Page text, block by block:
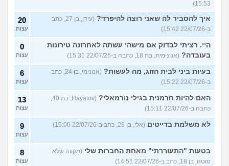
15:53)
איך להסביר לה שאני רוצה להיפרד?
(עידן, בן 27, כתב
ב-22/07/26 15:42)
20
עצות
היי. רציתי לבדוק אם מישהי עשתה לאחרונה טירונות
בעובדה? (אנונימית, בת 18, כתבה ב-22/07/26 15:31)
0
עצות
בעיות ביני לבית הזוג, מה לעשות?
(אנונימי, בן 24, כתב
ב-22/07/26 15:22)
6
עצות
האם להיות חרמנית בגילי נורמאלי?
(Hayatov, בת 40,
כתבה ב-22/07/26 15:11)
13
עצות
לא משלמת בדייטים (אלי, בן 29, כתב ב-22/07/26 15:00) 9
עצות
בטעות "התעוררתי" מאחת החברות שלי (מקווה שלא
סוטה, בן 18, כתב ב-22/07/26 14:51)
8
עצות